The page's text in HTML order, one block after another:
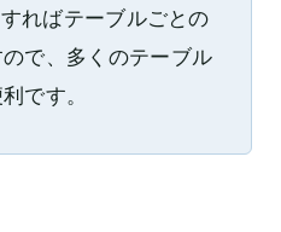
ればテーブルごとの
で、多くのテーブル
です。